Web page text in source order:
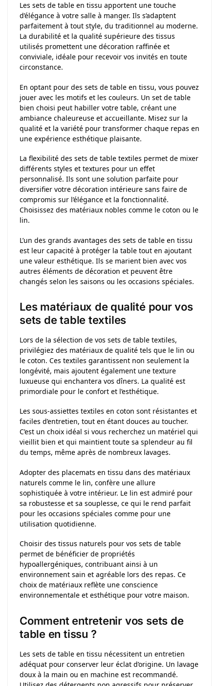
Les sets de table en tissu apportent une touche
d’élégance à votre salle à manger. Ils s’adaptent
parfaitement à tout style, du traditionnel au moderne.
La durabilité et la qualité supérieure des tissus
utilisés promettent une décoration raffinée et
conviviale, idéale pour recevoir vos invités en toute
circonstance.
En optant pour des sets de table en tissu, vous pouvez
jouer avec les motifs et les couleurs. Un set de table
bien choisi peut habiller votre table, créant une
ambiance chaleureuse et accueillante. Misez sur la
qualité et la variété pour transformer chaque repas en
une expérience esthétique plaisante.
La flexibilité des sets de table textiles permet de mixer
différents styles et textures pour un effet
personnalisé. Ils sont une solution parfaite pour
diversifier votre décoration intérieure sans faire de
compromis sur l’élégance et la fonctionnalité.
Choisissez des matériaux nobles comme le coton ou le
lin.
L’un des grands avantages des sets de table en tissu
est leur capacité à protéger la table tout en ajoutant
une valeur esthétique. Ils se marient bien avec vos
autres éléments de décoration et peuvent être
changés selon les saisons ou les occasions spéciales.
Les matériaux de qualité pour vos
sets de table textiles
Lors de la sélection de vos sets de table textiles,
privilégiez des matériaux de qualité tels que le lin ou
le coton. Ces textiles garantissent non seulement la
longévité, mais ajoutent également une texture
luxueuse qui enchantera vos dîners. La qualité est
primordiale pour le confort et l’esthétique.
Les sous-assiettes textiles en coton sont résistantes et
faciles d’entretien, tout en étant douces au toucher.
C’est un choix idéal si vous recherchez un matériel qui
vieillit bien et qui maintient toute sa splendeur au fil
du temps, même après de nombreux lavages.
Adopter des placemats en tissu dans des matériaux
naturels comme le lin, confère une allure
sophistiquée à votre intérieur. Le lin est admiré pour
sa robustesse et sa souplesse, ce qui le rend parfait
pour les occasions spéciales comme pour une
utilisation quotidienne.
Choisir des tissus naturels pour vos sets de table
permet de bénéficier de propriétés
hypoallergéniques, contribuant ainsi à un
environnement sain et agréable lors des repas. Ce
choix de matériaux reflète une conscience
environnementale et esthétique pour votre maison.
Comment entretenir vos sets de
table en tissu ?
Les sets de table en tissu nécessitent un entretien
adéquat pour conserver leur éclat d’origine. Un lavage
doux à la main ou en machine est recommandé.